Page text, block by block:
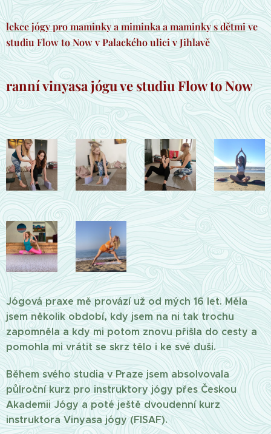
lekce jógy pro maminky a miminka a maminky s dětmive
studiu Flow to Now v Palackého ulici v Jihlavě
ranní vinyasa jógu ve studiu Flow to Now
Jógová praxe mě provází už od mých 16 let. Měla
jsem několik období, kdy jsem na ni tak trochu
zapomněla a kdy mi potom znovu přišla do cesty a
pomohla mi vrátit se skrz tělo i ke své duši.
Během svého studia v Praze jsem absolvovala
půlroční kurz pro instruktory jógy přes Českou
Akademii Jógy a poté ještě dvoudenní kurz
instruktora Vinyasa jógy (FISAF).